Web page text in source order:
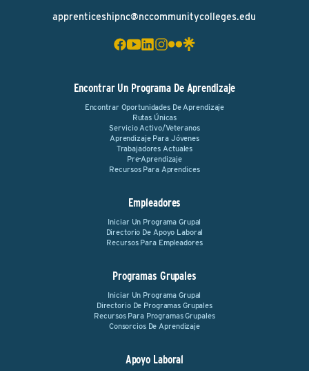
apprenticeshipnc@nccommunitycolleges.edu
Encontrar Un Programa De Aprendizaje
Encontrar Oportunidades De Aprendizaje
Rutas Únicas
Servicio Activo/Veteranos
Aprendizaje Para Jóvenes
Trabajadores Actuales
Pre-Aprendizaje
Recursos Para Aprendices
Empleadores
Iniciar Un Programa Grupal
Directorio De Apoyo Laboral
Recursos Para Empleadores
Programas Grupales
Iniciar Un Programa Grupal
Directorio De Programas Grupales
Recursos Para Programas Grupales
Consorcios De Aprendizaje
Apoyo Laboral